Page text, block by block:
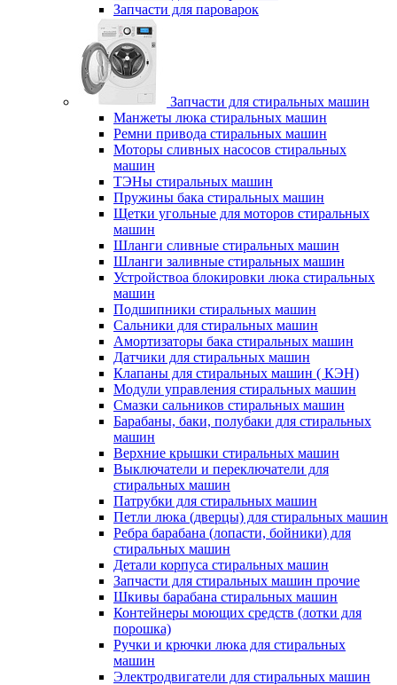
Запчасти для пароварок
Запчасти для стиральных машин
Манжеты люка стиральных машин
Ремни привода стиральных машин
Моторы сливных насосов стиральных
машин
ТЭНы стиральных машин
Пружины бака стиральных машин
Щетки угольные для моторов стиральных
машин
Шланги сливные стиральных машин
Шланги заливные стиральных машин
Устройствоа блокировки люка стиральных
машин
Подшипники стиральных машин
Сальники для стиральных машин
Амортизаторы бака стиральных машин
Датчики для стиральных машин
Клапаны для стиральных машин ( КЭН)
Модули управления стиральных машин
Смазки сальников стиральных машин
Барабаны, баки, полубаки для стиральных
машин
Верхние крышки стиральных машин
Выключатели и переключатели для
стиральных машин
Патрубки для стиральных машин
Петли люка (дверцы) для стиральных машин
Ребра барабана (лопасти, бойники) для
стиральных машин
Детали корпуса стиральных машин
Запчасти для стиральных машин прочие
Шкивы барабана стиральных машин
Контейнеры моющих средств (лотки для
порошка)
Ручки и крючки люка для стиральных
машин
Электродвигатели для стиральных машин